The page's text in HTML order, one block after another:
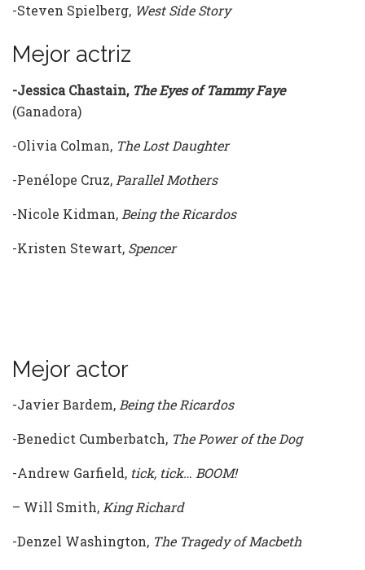
-Steven Spielberg, West Side Story
Mejor actriz
-Jessica Chastain, The Eyes of Tammy Faye
(Ganadora)
-Olivia Colman, The Lost Daughter
-Penélope Cruz, Parallel Mothers
-Nicole Kidman, Being the Ricardos
-Kristen Stewart, Spencer
Mejor actor
-Javier Bardem, Being the Ricardos
-Benedict Cumberbatch, The Power of the Dog
-Andrew Garfield, tick, tick… BOOM!
– Will Smith, King Richard
-Denzel Washington, The Tragedy of Macbeth